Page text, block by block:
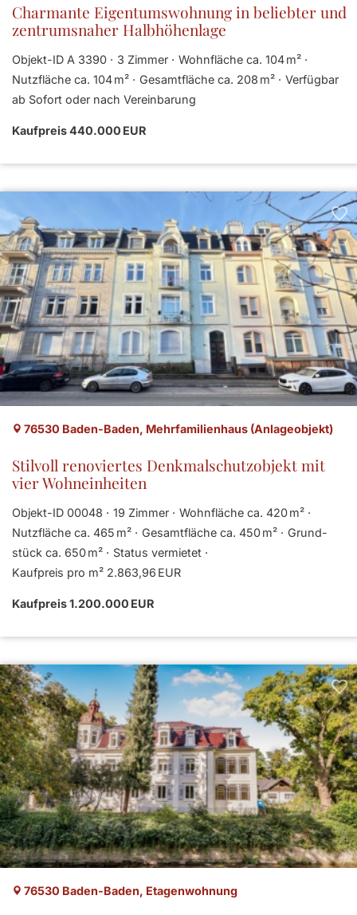
Charmante Eigentumswohnung in beliebter und
zentrumsnaher Halbhöhenlage
Objekt-ID A 3390 3 Zimmer
Wohnfläche ca. 104 m²
Nutzfläche ca. 104 m²
Gesamtfläche ca. 208 m²
Verfügbar
ab Sofort oder nach Vereinbarung
Kaufpreis 440.000 EUR
76530 Baden-Baden, Mehrfamilienhaus (Anlageobjekt)
Stilvoll renoviertes Denkmalschutzobjekt mit
vier Wohneinheiten
Objekt-ID 00048 19 Zimmer
Wohnfläche ca. 420 m²
Nutzfläche ca. 465 m²
Gesamtfläche ca. 450 m²
Grund­
stück ca. 650 m²
Status vermietet
Kaufpreis pro m² 2.863,96 EUR
Kaufpreis 1.200.000 EUR
76530 Baden-Baden, Etagenwohnung